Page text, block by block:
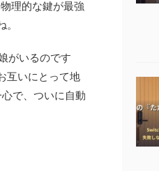
理的な鍵が最強
がいるのです
互いにとって地
で、ついに自動